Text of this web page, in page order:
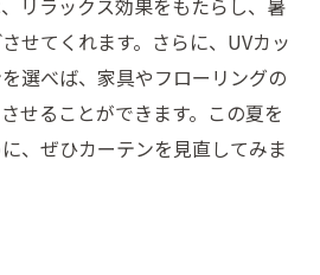
リラックス効果をもたらし、暑
せてくれます。さらに、UVカッ
選べば、家具やフローリングの
せることができます。この夏を
、ぜひカーテンを見直してみま